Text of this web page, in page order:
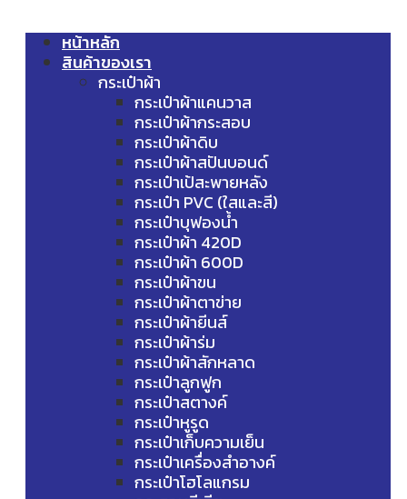
หน้าหลัก
สินค้าของเรา
กระเป๋าผ้า
กระเป๋าผ้าแคนวาส
กระเป๋าผ้ากระสอบ
กระเป๋าผ้าดิบ
กระเป๋าผ้าสปันบอนด์
กระเป๋าเป้สะพายหลัง
กระเป๋า PVC (ใสและสี)
กระเป๋าบุฟองน้ำ
กระเป๋าผ้า 420D
กระเป๋าผ้า 600D
กระเป๋าผ้าขน
กระเป๋าผ้าตาข่าย
กระเป๋าผ้ายีนส์
กระเป๋าผ้าร่ม
กระเป๋าผ้าสักหลาด
กระเป๋าลูกฟูก
กระเป๋าสตางค์
กระเป๋าหูรูด
กระเป๋าเก็บความเย็น
กระเป๋าเครื่องสำอางค์
กระเป๋าโฮโลแกรม